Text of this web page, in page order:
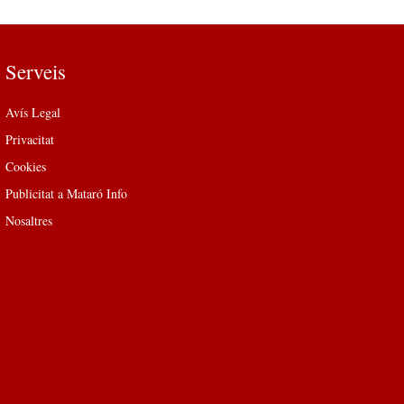
Serveis
Avís Legal
Privacitat
Cookies
Publicitat a Mataró Info
Nosaltres